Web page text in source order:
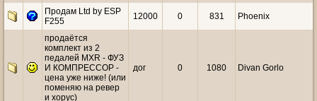
Продам Ltd by ESP
F255
12000 0 831 Phoenix
продаётся
комплект из 2
педалей MXR - ФУЗ
И КОМПРЕССОР -
цена уже ниже! (или
поменяю на ревер
и хорус)
дог 0 1080 Divan Gorlo